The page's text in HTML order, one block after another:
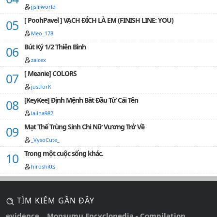
chủ ngoài 5 (or 6) nam chủ ra thì không xxx với aiĐính
chính nữ chủ có 5 anh chồng và 1 anh sư phụ =))Nữ
Liên Tử Câm, Hiên Viên Liên Thành, Phong Ảnh Dạ,
Quân Tứ Hải, Đế Vô Nhai ^^====Vào truyện thôi…
jjslilworld
[ PoohPavel ] VẠCH ĐÍCH LÀ EM (FINISH LINE: YOU)
Meo_178
Bút Ký 1/2 Thiên Bình
zaicex
[ Meanie] COLORS
justforK
[KeyKee] Định Mệnh Bắt Đầu Từ Cái Tên
laiina982
Mạt Thế Trùng Sinh Chi Nữ Vương Trở Về
_VysoCute_
Trong một cuộc sống khác.
hiroshitts
TÌM KIẾM GẦN ĐÂY